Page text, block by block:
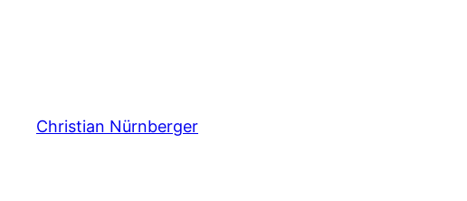
Christian Nürnberger